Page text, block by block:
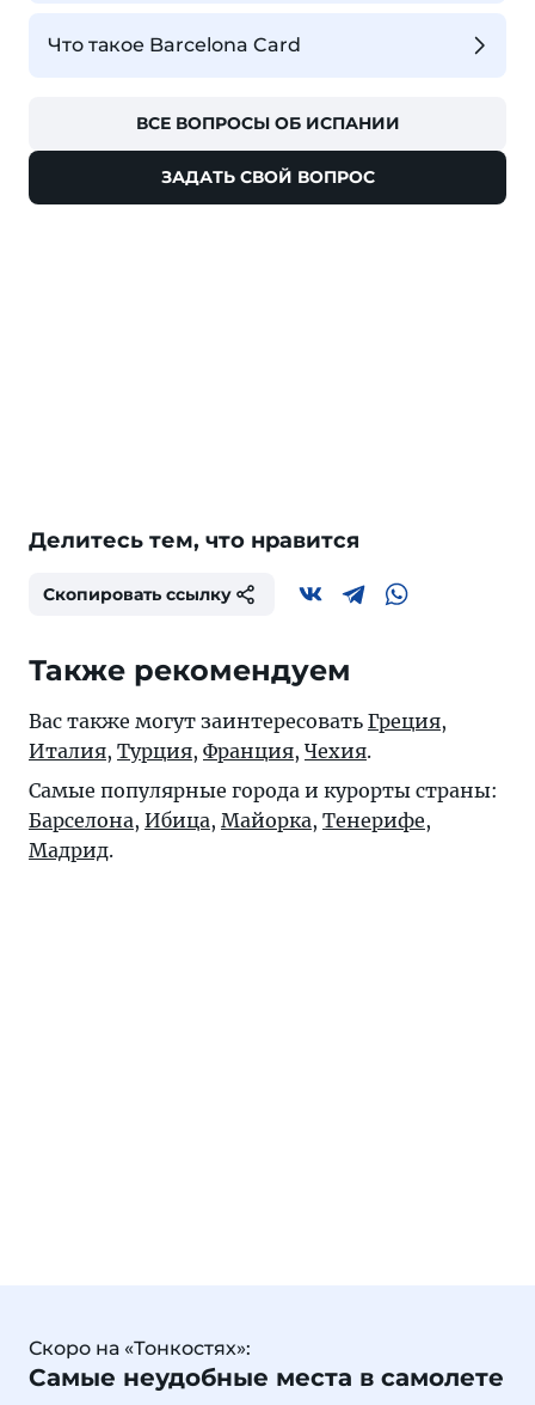
Что такое Barcelona Card
ВСЕ ВОПРОСЫ ОБ ИСПАНИИ
ЗАДАТЬ СВОЙ ВОПРОС
Делитесь тем, что нравится
Скопировать ссылку
Также рекомендуем
Вас также могут заинтересовать Греция,
Италия, Турция, Франция, Чехия.
Самые популярные города и курорты страны:
Барселона, Ибица, Майорка, Тенерифе,
Мадрид.
Скоро на «Тонкостях»:
Самые неудобные места в самолете